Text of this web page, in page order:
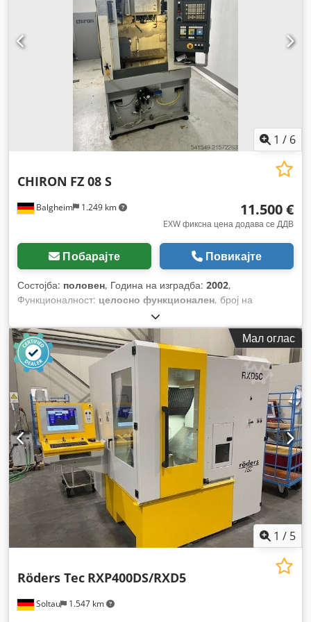
1 / 6
Balgheim 1.249 km
CHIRON FZ 08 S
11.500 €
EXW фиксна цена додава се ДДВ
Побарајте Повикајте
Состојба: половен, Година на изградба: 2002,
Функционалност: целосно функционален, број на
Мал оглас
1 / 5
Soltau 1.547 km
Röders Tec RXP400DS/RXD5